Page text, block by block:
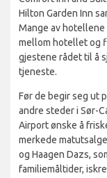
Hilton Garden Inn
Mange av
mellom hotellet og
gjestene rådet til å
tjeneste.
Før de begir seg ut
andre steder i Sør-
Airport ønske å
merkede
og Haagen Dazs,
familiemåltider,